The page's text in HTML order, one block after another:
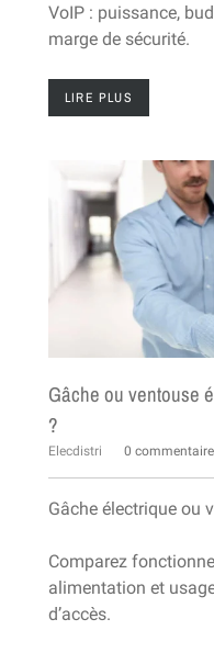
VoIP : puissance,
marge de sécurité.
LIRE PLUS
Gâche ou ventouse
?
Elecdistri 0
Gâche électrique ou
Comparez
alimentation et
d’accès.